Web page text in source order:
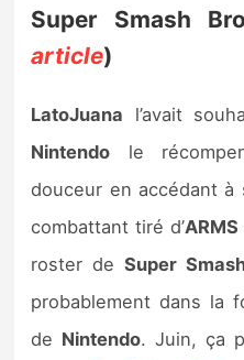
Super Smash
article)
LatoJuana l’avait
Nintendo le
douceur en accédant
combattant tiré d’ARMS
roster deSuper
probablement dans la
de Nintendo. Juin, ça